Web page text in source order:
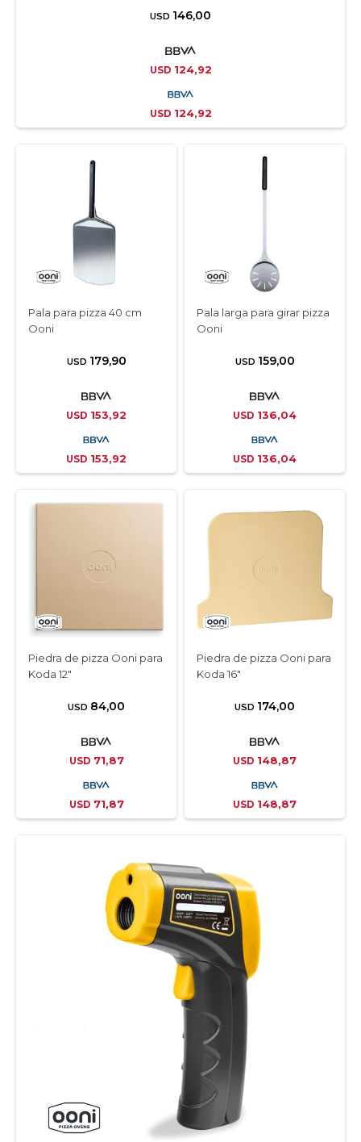
USD 146,00
USD 124,92
USD 124,92
Pala para pizza 40 cm
Ooni
USD 179,90
USD 153,92
USD 153,92
Pala larga para girar pizza
Ooni
USD 159,00
USD 136,04
USD 136,04
Piedra de pizza Ooni para
Koda 12"
USD 84,00
USD 71,87
USD 71,87
Piedra de pizza Ooni para
Koda 16"
USD 174,00
USD 148,87
USD 148,87